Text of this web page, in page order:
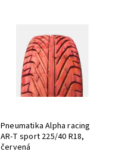
Pneumatika Alpha racing
AR-T sport 225/40 R18,
červená